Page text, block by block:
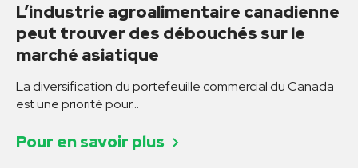
L’industrie agroalimentaire canadienne
peut trouver des débouchés sur le
marché asiatique
Pour en savoir plus